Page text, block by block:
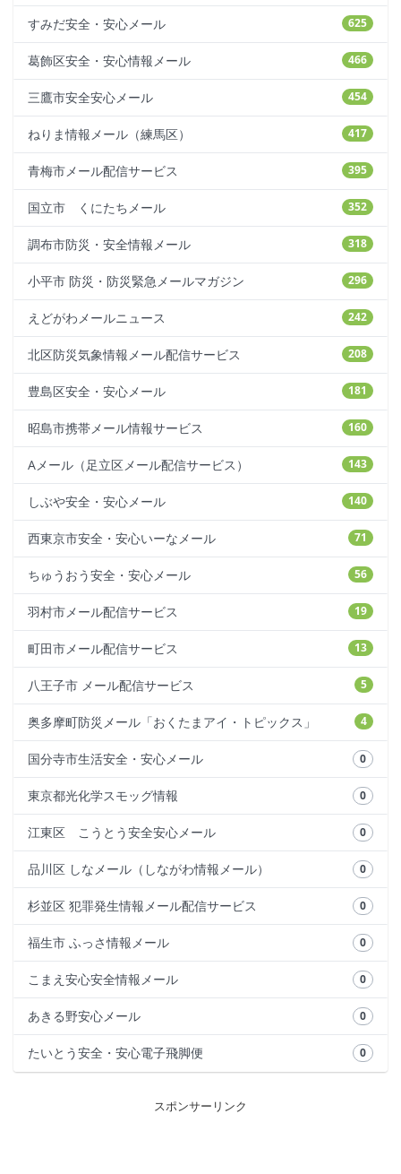
625
すみだ安全・安心メール
466
葛飾区安全・安心情報メール
454
三鷹市安全安心メール
417
ねりま情報メール（練馬区）
395
青梅市メール配信サービス
352
国立市 くにたちメール
318
調布市防災・安全情報メール
296
小平市 防災・防災緊急メールマガジン
242
えどがわメールニュース
208
北区防災気象情報メール配信サービス
181
豊島区安全・安心メール
160
昭島市携帯メール情報サービス
143
Aメール（足立区メール配信サービス）
140
しぶや安全・安心メール
71
西東京市安全・安心いーなメール
56
ちゅうおう安全・安心メール
19
羽村市メール配信サービス
13
町田市メール配信サービス
5
八王子市 メール配信サービス
4
奥多摩町防災メール「おくたまアイ・トピックス」
0
国分寺市生活安全・安心メール
0
東京都光化学スモッグ情報
0
江東区 こうとう安全安心メール
0
品川区 しなメール（しながわ情報メール）
0
杉並区 犯罪発生情報メール配信サービス
0
福生市 ふっさ情報メール
0
こまえ安心安全情報メール
0
あきる野安心メール
0
たいとう安全・安心電子飛脚便
スポンサーリンク